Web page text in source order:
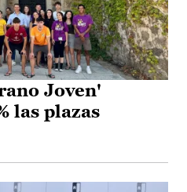
Joven'
las plazas